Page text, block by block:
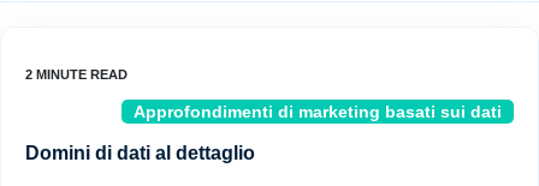
Approfondimenti di marketing basati sui dati
Domini di dati al dettaglio